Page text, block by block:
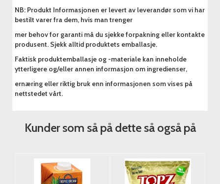
NB: Produkt Informasjonen er levert av leverandør som vi har
bestilt varer fra dem, hvis man trenger
mer behov for garanti må du sjekke forpakning eller kontakte
produsent. Sjekk alltid produktets emballasje.
Faktisk produktemballasje og -materiale kan inneholde
ytterligere og/eller annen informasjon om ingredienser,
ernæring eller riktig bruk enn informasjonen som vises på
nettstedet vårt.
Kunder som så på dette så også på